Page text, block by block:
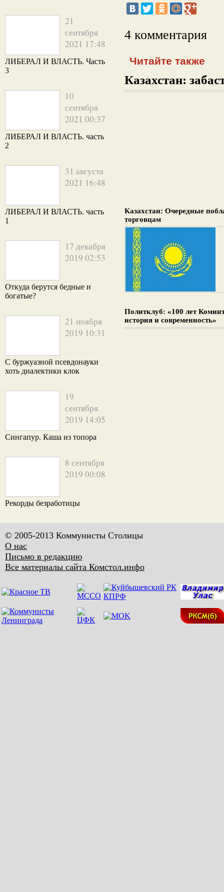
21
сентября
2021 17:48
ЛИБЕРАЛ И ВЛАСТЬ. Часть
3
10
сентября
2021 00:37
ЛИБЕРАЛ И ВЛАСТЬ. часть
2
31 августа
2021 16:48
ЛИБЕРАЛ И ВЛАСТЬ. часть
1
17 декабря
2019 02:53
Откуда берутся бедные и
богатые?
21 ноября
2019 10:31
С буржуазной псевдонауки
хоть диалектики клок
19
сентября
2019 14:05
Сингапур. Каша из топора
8 сентября
2019 00:08
Рекорды безработицы
4 комментария
Читайте также
Казахстан:
Казахстан: Очередные
торговцам
Политклуб: «100 лет
история и современность»
© 2005-2013 Коммунисты Столицы
О нас
Письмо в редакцию
Все материалы сайта Комстол.инфо